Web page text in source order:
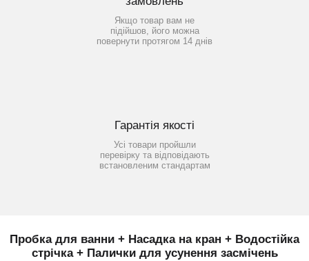
Якщо товар вам не
підійшов, його можна
повернути протягом 14 днів
Гарантія якості
Усі товари пройшли
перевірку та відповідають
встановленим стандартам
Пробка для ванни + Насадка на кран + Водостійка
стрічка + Палички для усунення засмічень